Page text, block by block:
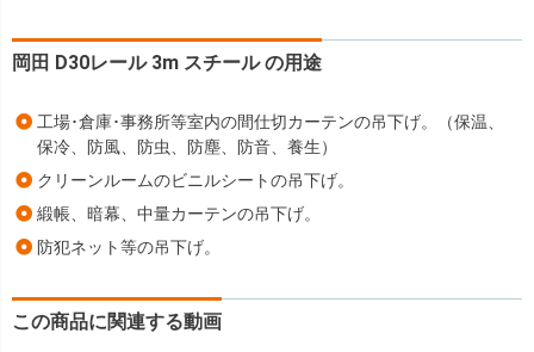
岡田 D30レール 3m スチール の用途
工場･倉庫･事務所等室内の間仕切カーテンの吊下げ。（保温、
保冷、防風、防虫、防塵、防音、養生）
クリーンルームのビニルシートの吊下げ。
緞帳、暗幕、中量カーテンの吊下げ。
防犯ネット等の吊下げ。
この商品に関連する動画